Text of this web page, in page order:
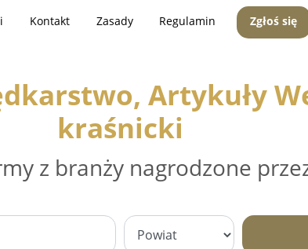
Kontakt Zasady Regulamin Zgłoś się
Artykuły
kraśnicki
z branży nagrodzone